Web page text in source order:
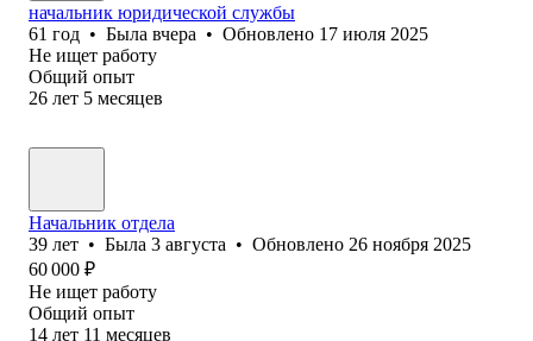
начальник юридической службы
61 год • Была вчера • Обновлено 17 июля 2025
Не ищет работу
Общий опыт
26 лет 5 месяцев
Начальник отдела
39 лет • Была 3 августа • Обновлено 26 ноября 2025
60 000 ₽
Не ищет работу
Общий опыт
14 лет 11 месяцев